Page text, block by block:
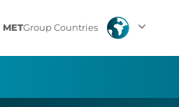
METGroup Countries